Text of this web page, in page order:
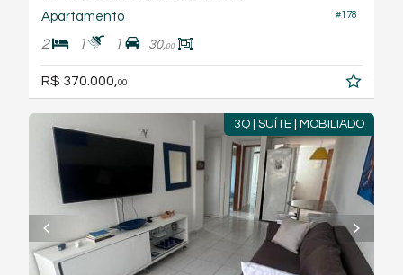
#178
Apartamento
2 1 1 30,00
R$ 370.000, 00
3Q | SUÍTE | MOBILIADO